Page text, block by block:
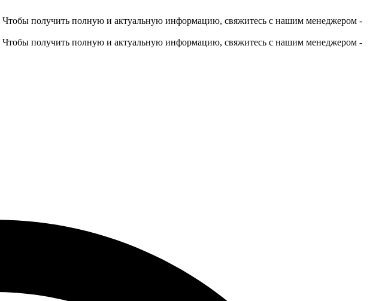
Чтобы получить полную и актуальную информацию, свяжитесь с нашим менеджером -
Чтобы получить полную и актуальную информацию, свяжитесь с нашим менеджером -